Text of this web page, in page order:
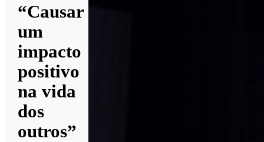
“Causar
um
impacto
positivo
na vida
dos
outros”